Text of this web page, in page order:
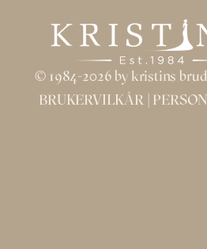
© 1984-2026 by kristins
BRUKERVILKÅR